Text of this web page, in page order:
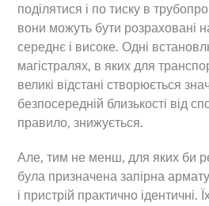
поділятися і по тиску в
вони можуть бути розраховані
середнє і високе. Одні
магістралях, в яких для
великі відстані створюється
безпосередній близькості від
правило, знижується.
Але, тим не менш, для яких би
була призначена запірна
і пристрій практично ідентичні.